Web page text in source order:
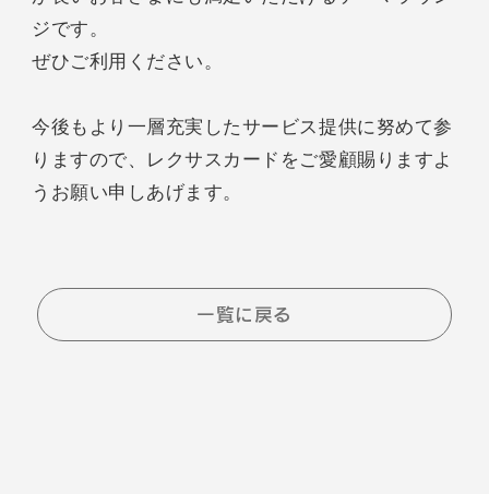
ジです。
ぜひご利用ください。
今後もより一層充実したサービス提供に努めて参
りますので、レクサスカードをご愛顧賜りますよ
うお願い申しあげます。
一覧に戻る